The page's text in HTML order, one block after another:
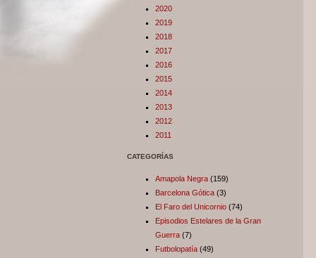
2020
2019
2018
2017
2016
2015
2014
2013
2012
2011
CATEGORÍAS
Amapola Negra (159)
Barcelona Gótica (3)
El Faro del Unicornio (74)
Episodios Estelares de la Gran
Guerra (7)
Futbolopatía (49)